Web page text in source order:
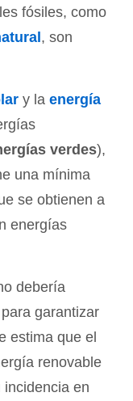
fósiles, como
, son
y la energía
verdes),
una mínima
se obtienen a
energías
debería
garantizar
estima que el
renovable
incidencia en